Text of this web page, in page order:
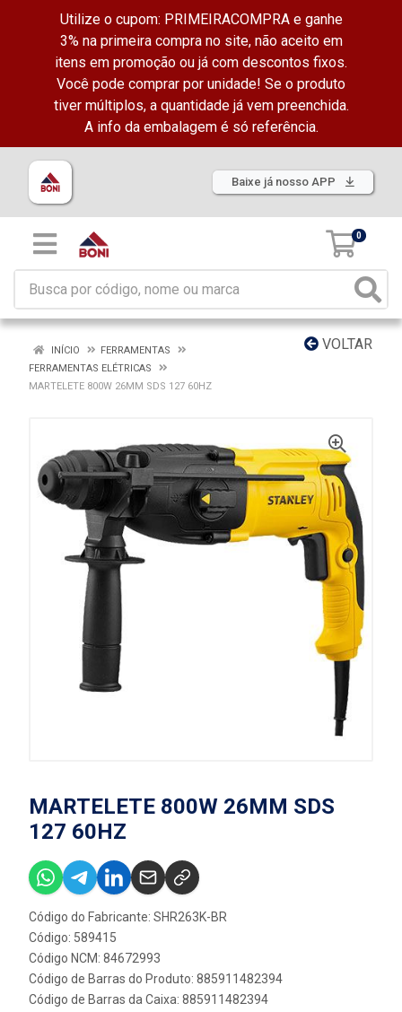
Utilize o cupom: PRIMEIRACOMPRA e ganhe
3% na primeira compra no site, não aceito em
itens em promoção ou já com descontos fixos.
Você pode comprar por unidade! Se o produto
tiver múltiplos, a quantidade já vem preenchida.
A info da embalagem é só referência.
Baixe já nosso APP
0
VOLTAR
INÍCIO
FERRAMENTAS
FERRAMENTAS ELÉTRICAS
MARTELETE 800W 26MM SDS 127 60HZ
MARTELETE 800W 26MM SDS
127 60HZ
Código do Fabricante: SHR263K-BR
Código: 589415
Código NCM: 84672993
Código de Barras do Produto: 885911482394
Código de Barras da Caixa: 885911482394